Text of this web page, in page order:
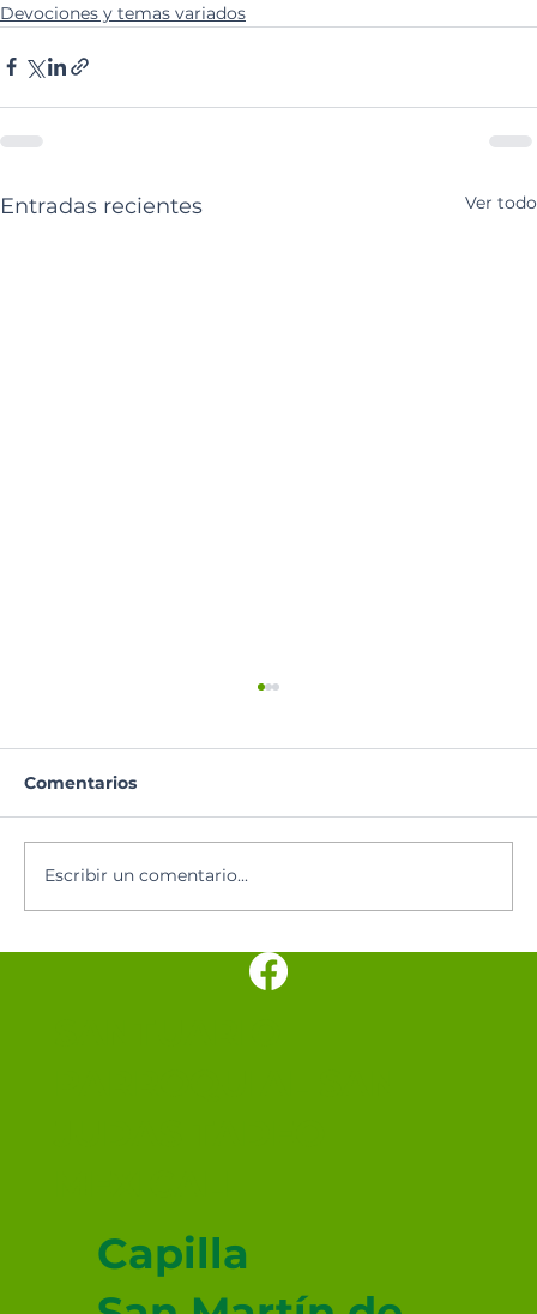
Devociones y temas variados
Entradas recientes Ver todo
Hoy se celebra a Nuestra Señora de
los Ángeles, patrona de Costa Rica
Comentarios
Escribir un comentario...
Capilla